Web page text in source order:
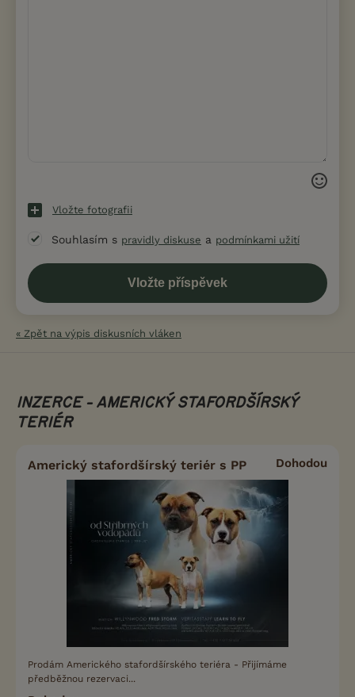
Vložte fotografii
Souhlasím s pravidly diskuse a podmínkami užití
« Zpět na výpis diskusních vláken
INZERCE - AMERICKÝ STAFORDŠÍRSKÝ
TERIÉR
Americký stafordšírský teriér s PP Dohodou
Prodám Amerického stafordšírského teriéra - Přijímáme
předběžnou rezervaci...